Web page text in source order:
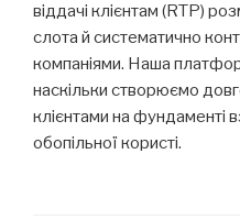
віддачі клієнтам (RTP)
слота й систематично
компаніями. Наша
наскільки створюємо
клієнтами на фундаменті
обопільної користі.